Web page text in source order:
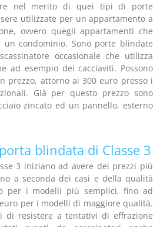
nel merito di quei tipi di porte
utilizzate per un appartamento a
ovvero quegli appartamenti che
un condominio. Sono porte blindate
occasionale che utilizza
ad esempio dei cacciaviti. Possono
prezzo, attorno ai 300 euro presso i
Già per questo prezzo sono
zincato ed un pannello, esterno
blindata di Classe 3
3 iniziano ad avere dei prezzi più
a seconda dei casi e della qualità
per i modelli più semplici, fino ad
per i modelli di maggiore qualità.
di resistere a tentativi di effrazione